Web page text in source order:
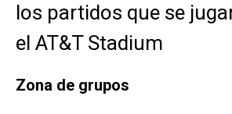
los partidos que se
el AT&T Stadium
Zona de grupos